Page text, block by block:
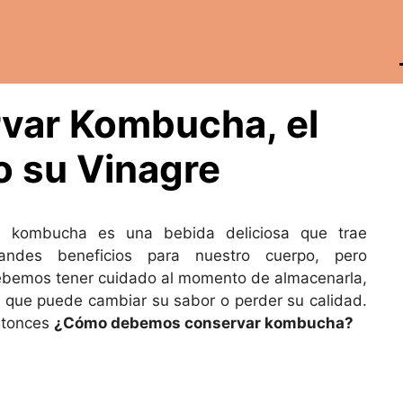
Kombucha, el
su Vinagre
kombucha es una bebida deliciosa que trae
beneficios para nuestro cuerpo, pero
tener cuidado al momento de almacenarla,
que puede cambiar su sabor o perder su calidad.
¿Cómo debemos conservar kombucha?